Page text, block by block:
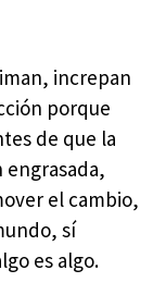
increpan
porque
de que la
el cambio,
sí
es algo.